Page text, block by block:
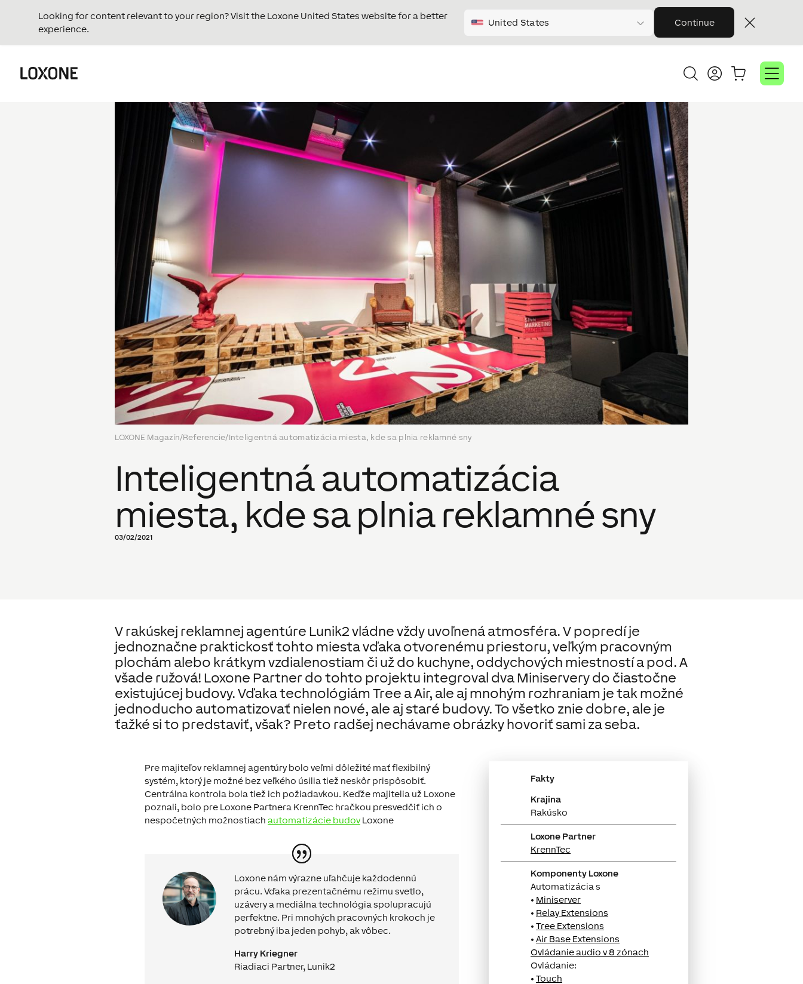
Looking for content relevant to your region? Visit the Loxone United States website for a better
experience.
United States Continue
LOXONE Magazín/Referencie/Inteligentná automatizácia miesta, kde sa plnia reklamné sny
Inteligentná automatizácia
miesta, kde sa plnia reklamné sny
03/02/2021
V rakúskej reklamnej agentúre Lunik2 vládne vždy uvoľnená atmosféra. V popredí je
jednoznačne praktickosť tohto miesta vďaka otvorenému priestoru, veľkým pracovným
plochám alebo krátkym vzdialenostiam či už do kuchyne, oddychových miestností a pod. A
všade ružová! Loxone Partner do tohto projektu integroval dva Miniservery do čiastočne
existujúcej budovy. Vďaka technológiám Tree a Air, ale aj mnohým rozhraniam je tak možné
jednoducho automatizovať nielen nové, ale aj staré budovy. To všetko znie dobre, ale je
ťažké si to predstaviť, však? Preto radšej nechávame obrázky hovoriť sami za seba.
Pre majiteľov reklamnej agentúry bolo veľmi dôležité mať flexibilný
systém, ktorý je možné bez veľkého úsilia tiež neskôr prispôsobiť.
Centrálna kontrola bola tiež ich požiadavkou. Keďže majitelia už Loxone
poznali, bolo pre Loxone Partnera KrennTec hračkou presvedčiť ich o
nespočetných možnostiach automatizácie budov Loxone
Loxone nám výrazne uľahčuje každodennú
prácu. Vďaka prezentačnému režimu svetlo,
uzávery a mediálna technológia spolupracujú
perfektne. Pri mnohých pracovných krokoch je
potrebný iba jeden pohyb, ak vôbec.
Harry Kriegner
Riadiaci Partner, Lunik2
Fakty
Krajina
Rakúsko
Loxone Partner
KrennTec
Komponenty Loxone
Automatizácia s
• Miniserver
• Relay Extensions
•Tree Extensions
•Air Base Extensions
Ovládanie audio v 8 zónach
Ovládanie:
•Touch